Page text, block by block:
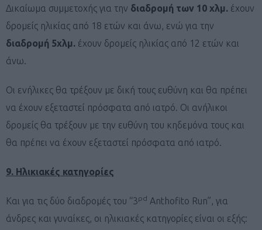
Δικαίωμα συμμετοχής για την διαδρομή των 10 χλμ. έχουν
δρομείς ηλικίας από 18 ετών και άνω, ενώ για την
διαδρομή 5χλμ. έχουν δρομείς ηλικίας από 12 ετών και
άνω.
Οι ενήλικες θα τρέξουν με δική τους ευθύνη και θα πρέπει
να έχουν εξεταστεί πρόσφατα από ιατρό. Οι ανήλικοι
δρομείς θα τρέξουν με την ευθύνη του κηδεμόνα τους και
θα πρέπει να έχουν εξεταστεί πρόσφατα από ιατρό.
9. Ηλικιακές κατηγορίες
Και για τις δύο διαδρομές του “3ρd Anthofito Run”, για
άνδρες και γυναίκες, οι ηλικιακές κατηγορίες είναι οι εξής: